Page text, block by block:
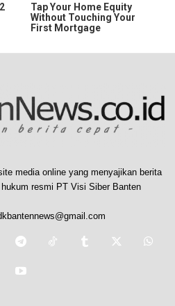
Tap Your Home Equity
Without Touching Your
First Mortgage
media online yang menyajikan berita
resmi PT Visi Siber Banten